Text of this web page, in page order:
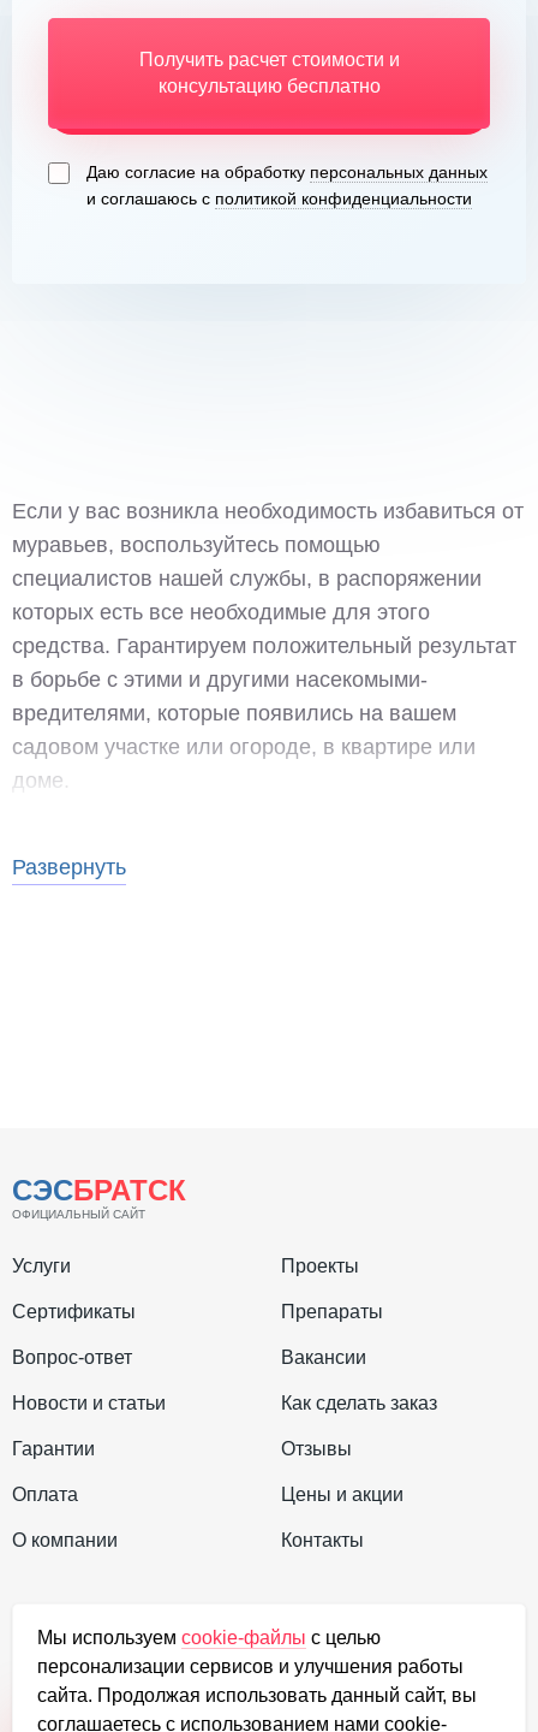
Получить расчет стоимости и
консультацию бесплатно
Даю согласие на обработку персональных данных
и соглашаюсь с политикой конфиденциальности
Если у вас возникла необходимость избавиться от
муравьев, воспользуйтесь помощью
специалистов нашей службы, в распоряжении
которых есть все необходимые для этого
средства. Гарантируем положительный результат
в борьбе с этими и другими насекомыми-
вредителями, которые появились на вашем
садовом участке или огороде, в квартире или
доме.
Виды муравьев
способностью строить большие муравейники,
способны приносить большую пользу для
садового участка. Основная проблема связана с
выпасом тли, которая относится к садовым
вредителям. Кроме того, эти насекомые
способствуют распространению семян
Черный садовый муравей. Наиболее часто
Способствует распространению тли, червецов,
Бледноногий садовый муравей, который
обустраивает подземные колонии. Одна из
самых маленьких разновидностей этих
Развернуть
СЭСБРАТСК
ОФИЦИАЛЬНЫЙ САЙТ
Услуги Проекты
Сертификаты Препараты
Вопрос-ответ Вакансии
Новости и статьи Как сделать заказ
Гарантии Отзывы
Оплата Цены и акции
О компании Контакты
+7 (923) 035-4471
order@dezef.ru
Мы используем cookie-файлы с целью
персонализации сервисов и улучшения работы
сайта. Продолжая использовать данный сайт, вы
соглашаетесь с использованием нами cookie-